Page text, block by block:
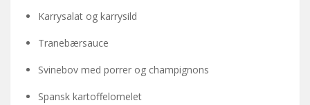
Karrysalat og karrysild
Tranebærsauce
Svinebov med porrer og champignons
Spansk kartoffelomelet